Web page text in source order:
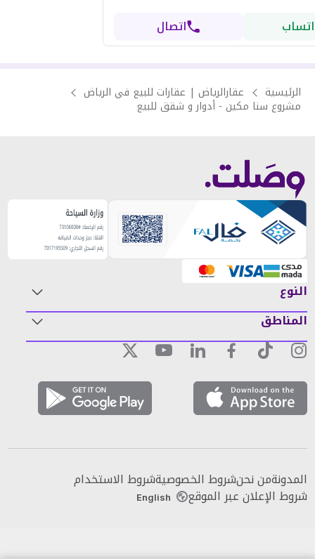
اتصال
الرئيسية عقارالرياض | عقارات للبيع في الرياض
مشروع سنا مكين - أدوار و شقق للبيع
النوع
المناطق
المدونةمن نحنشروط الخصوصيةشروط الاستخدام
شروط الإعلان عبر الموقع English